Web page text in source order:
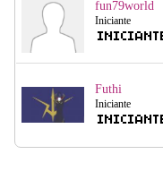
fun79world
Iniciante
Futhi
Iniciante